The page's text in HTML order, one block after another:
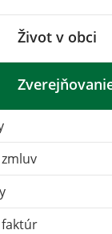
Život v obci